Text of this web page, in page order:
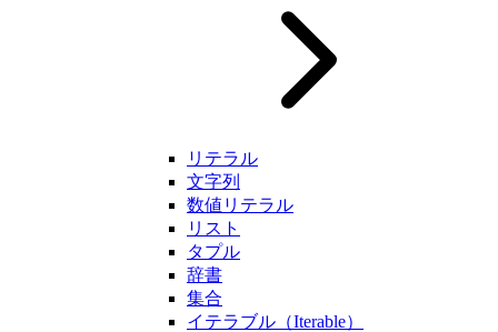
リテラル
文字列
数値リテラル
リスト
タプル
辞書
集合
イテラブル（Iterable）